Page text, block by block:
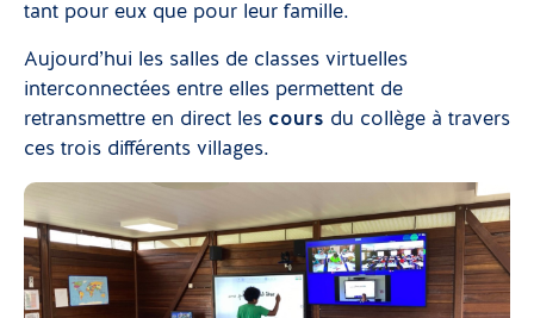
tant pour eux que pour leur famille.
Aujourd’hui les salles de classes virtuelles
interconnectées entre elles permettent de
retransmettre en direct les cours du collège à travers
ces trois différents villages.